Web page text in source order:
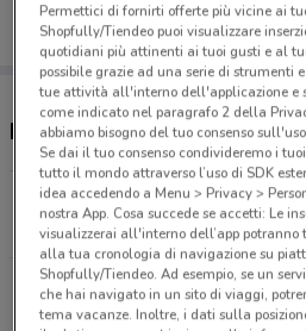
Negozi Edil Kamin a Prato
Via Allori 132-140 Firenze
13 km
Via L.Galvani 2 A Pistoia
14.4 km
Permettici di fornirti offerte più vicine ai
Shopfully/Tiendeo puoi visualizzare
quotidiani più attinenti ai tuoi gusti e al
possibile grazie ad una serie di strumenti
tue attività all'interno dell'applicazione e
come indicato nel paragrafo 2 della
abbiamo bisogno del tuo consenso
Se dai il tuo consenso condivideremo i
tutto il mondo attraverso l’uso di SDK
idea accedendo a Menu > Privacy >
nostra App. Cosa succede se accetti: Le
visualizzerai all'interno dell’app
alla tua cronologia di navigazione su
Shopfully/Tiendeo. Ad esempio, se un
che hai navigato in un sito di viaggi,
tema vacanze. Inoltre, i dati sulla